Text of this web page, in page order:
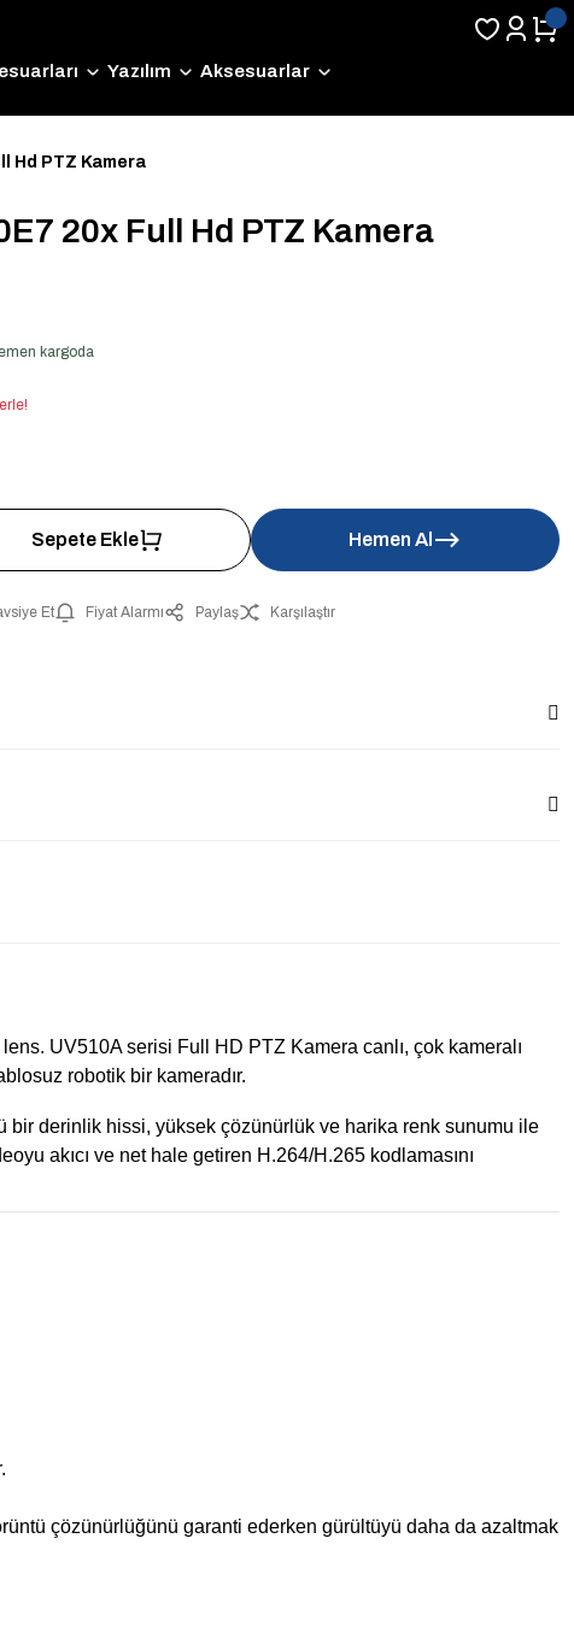
Yazılım Aksesuarlar
Hd PTZ Kamera
20x Full Hd PTZ Kamera
kargoda
Sepete Ekle Hemen Al
Et Fiyat Alarmı Paylaş Karşılaştır
UV510A serisi Full HD PTZ Kamera canlı, çok kameralı
robotik bir kameradır.
derinlik hissi, yüksek çözünürlük ve harika renk sunumu ile
akıcı ve net hale getiren H.264/H.265 kodlamasını
çözünürlüğünü garanti ederken gürültüyü daha da azaltmak